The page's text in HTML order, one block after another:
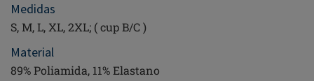
Medidas
S, M, L, XL, 2XL; ( cup B/C )
Material
89% Poliamida, 11% Elastano